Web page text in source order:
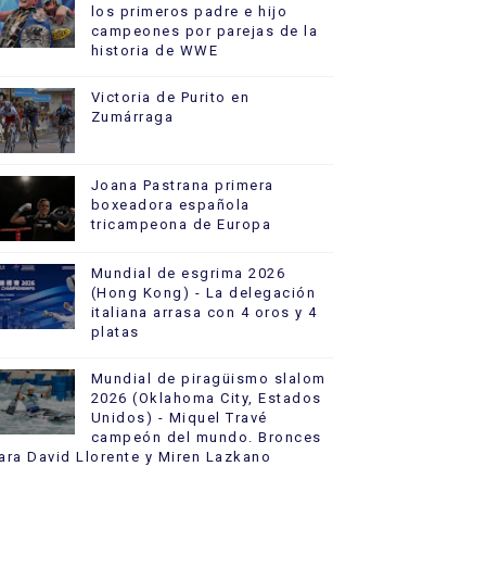
los primeros padre e hijo
campeones por parejas de la
historia de WWE
Victoria de Purito en
Zumárraga
Joana Pastrana primera
boxeadora española
tricampeona de Europa
Mundial de esgrima 2026
(Hong Kong) - La delegación
italiana arrasa con 4 oros y 4
platas
Mundial de piragüismo slalom
2026 (Oklahoma City, Estados
Unidos) - Miquel Travé
campeón del mundo. Bronces
David Llorente y Miren Lazkano